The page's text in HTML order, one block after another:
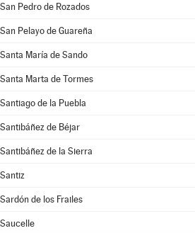
San Pedro de Rozados
San Pelayo de Guareña
Santa María de Sando
Santa Marta de Tormes
Santiago de la Puebla
Santibáñez de Béjar
Santibáñez de la Sierra
Santiz
Sardón de los Frailes
Saucelle